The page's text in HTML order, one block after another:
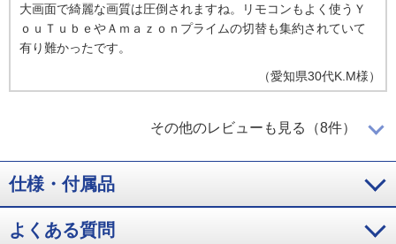
大画面で綺麗な画質は圧倒されますね。リモコンもよく使うＹ
ｏｕＴｕｂｅやＡｍａｚｏｎプライムの切替も集約されていて
有り難かったです。
（愛知県30代K.M様）
映像がきれい！
映像が思っていた以上に綺麗で購入して良かったです。
その他のレビューも見る（8件）
仕様・付属品
よくある質問